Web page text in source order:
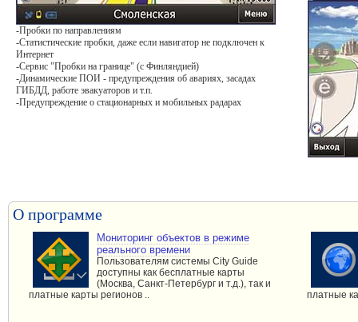
-Пробки по направлениям
-Статистические пробки, даже если навигатор не подключен к
Интернет
-Сервис "Пробки на границе" (с Финляндией)
-Динамические ПОИ - предупреждения об авариях, засадах
ГИБДД, работе эвакуаторов и т.п.
-Предупреждение о стационарных и мобильных радарах
О программе
Мониторинг объектов в режиме
реального времени
Пользователям системы City Guide
доступны как бесплатные карты
(Москва, Санкт-Петербург и т.д.), так и
платные карты регионов ..
платные